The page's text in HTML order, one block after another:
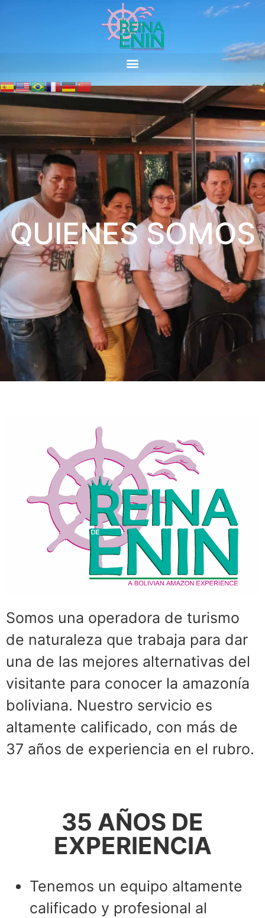
QUIENES SOMOS
Somos una operadora de turismo
de naturaleza que trabaja para dar
una de las mejores alternativas del
visitante para conocer la amazonía
boliviana. Nuestro servicio es
altamente calificado, con más de
37 años de experiencia en el rubro.
35 AÑOS DE
EXPERIENCIA
Tenemos un equipo altamente
calificado y profesional al